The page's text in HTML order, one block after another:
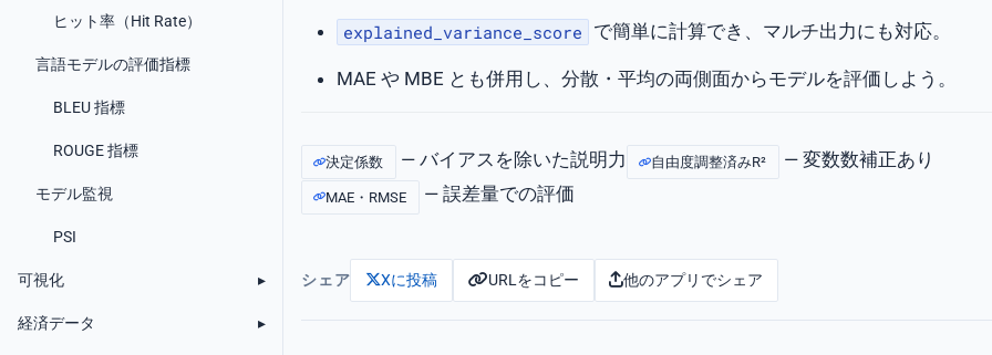
ヒット率（Hit Rate）
言語モデルの評価指標
BLEU 指標
ROUGE 指標
モデル監視
PSI
可視化
経済データ
explained_variance_score で簡単に計算でき、マルチ出力にも対応。
MAE や MBE とも併用し、分散・平均の両側面からモデルを評価しよう。
決定係数 — バイアスを除いた説明力 自由度調整済みR² — 変数数補正あり
MAE・RMSE — 誤差量での評価
シェア Xに投稿 URLをコピー 他のアプリでシェア